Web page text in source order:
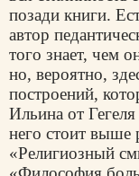
позади книги.
автор
того знает, чем
но, вероятно,
построений,
Ильина от
него стоит выше
«Религиозный